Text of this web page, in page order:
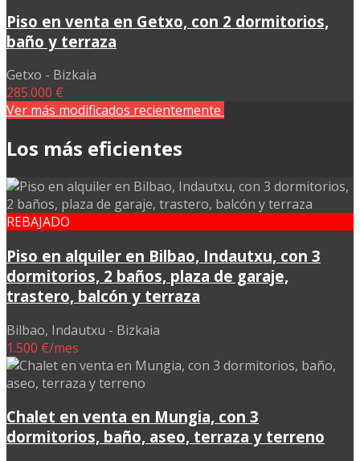
Piso en venta en Getxo, con 2 dormitorios,
baño y terraza
Getxo - Bizkaia
285.000 €
Ver más modificados recientemente
Los más eficientes
REBAJADO
Piso en alquiler en Bilbao, Indautxu, con 3
dormitorios, 2 baños, plaza de garaje,
trastero, balcón y terraza
Bilbao, Indautxu - Bizkaia
1.500 €/mes
Chalet en venta en Mungia, con 3
dormitorios, baño, aseo, terraza y terreno